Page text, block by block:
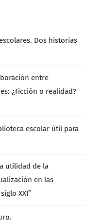
Dos historias
entre
¿Ficción o realidad?
escolar útil para
utilidad de la
en las
XXI”